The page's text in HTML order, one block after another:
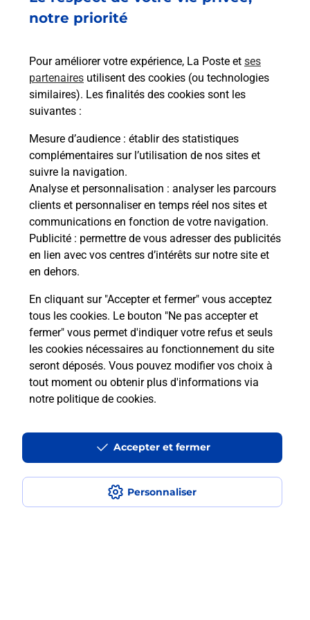
notre priorité
Pour améliorer votre expérience, La Poste et ses
partenaires utilisent des cookies (ou technologies
similaires). Les finalités des cookies sont les
suivantes :
Mesure d’audience : établir des statistiques
complémentaires sur l’utilisation de nos sites et
suivre la navigation.
Analyse et personnalisation : analyser les parcours
clients et personnaliser en temps réel nos sites et
communications en fonction de votre navigation.
Publicité : permettre de vous adresser des publicités
en lien avec vos centres d’intérêts sur notre site et
en dehors.
En cliquant sur "Accepter et fermer" vous acceptez
tous les cookies. Le bouton "Ne pas accepter et
fermer" vous permet d'indiquer votre refus et seuls
les cookies nécessaires au fonctionnement du site
seront déposés. Vous pouvez modifier vos choix à
tout moment ou obtenir plus d'informations via
notre politique de cookies.
Personnaliser
Accepter et fermer
Combien de temps dure l'examen du
code de la route ?
Comment s'inscrire au code de la
route ?
Combien de fautes pour le code de la
En Savoir Plus sur Les Pavillons
Sous Bois